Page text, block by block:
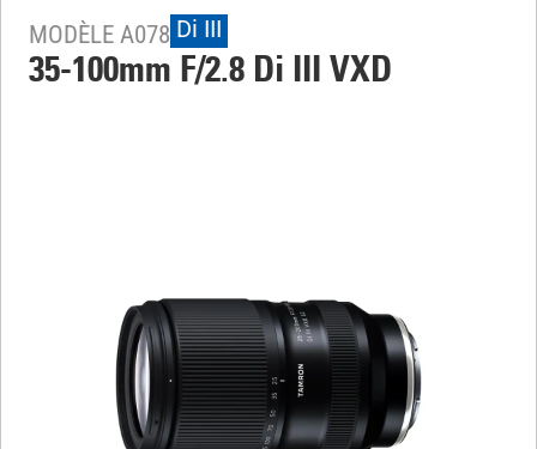
MODÈLE A078 Di III
35-100mm F/2.8 Di III VXD